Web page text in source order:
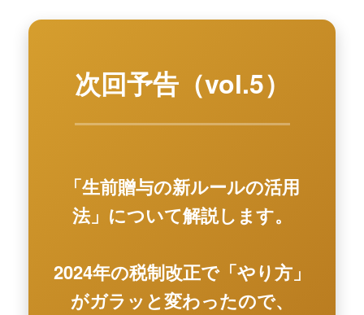
次回予告（vol.5）
「生前贈与の新ルールの活用
法」について解説します。
2024年の税制改正で「やり方」
がガラッと変わったので、